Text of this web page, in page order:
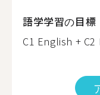
語学学習の目標
C1 English + C2